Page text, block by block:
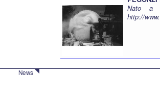
Nato a
http://
News